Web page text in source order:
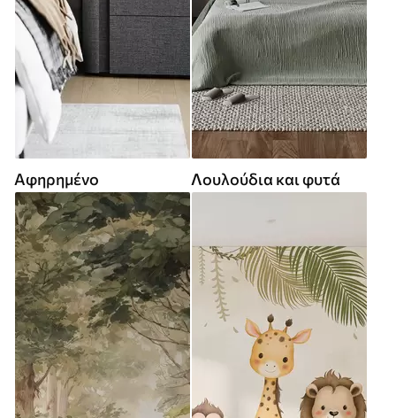
Αφηρημένο Λουλούδια και φυτά